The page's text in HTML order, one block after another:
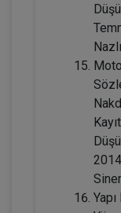
Mal
Kongresi
360 TL